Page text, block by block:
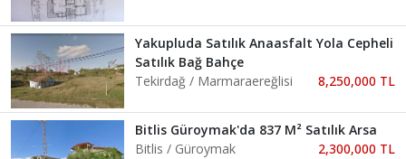
Yakupluda Satılık Anaasfalt Yola Cepheli
Satılık Bağ Bahçe
Tekirdağ / Marmaraereğlisi
8,250,000 TL
Bitlis Güroymak'da 837 M² Satılık Arsa
Bitlis / Güroymak
2,300,000 TL